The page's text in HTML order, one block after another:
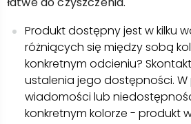
Produkt dostępny jest w kilku
różniących się między sobą
konkretnym odcieniu?
ustalenia jego dostępności.
wiadomości lub
konkretnym kolorze - produkt